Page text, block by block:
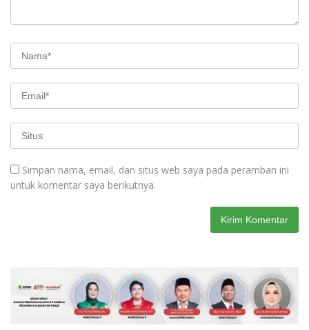
Simpan nama, email, dan situs web saya pada peramban ini
untuk komentar saya berikutnya.